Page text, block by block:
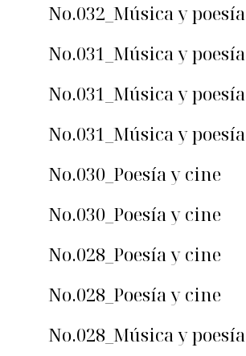
No.032_Música y poesía
No.031_Música y poesía
No.031_Música y poesía
No.031_Música y poesía
No.030_Poesía y cine
No.030_Poesía y cine
No.028_Poesía y cine
No.028_Poesía y cine
No.028_Música y poesía